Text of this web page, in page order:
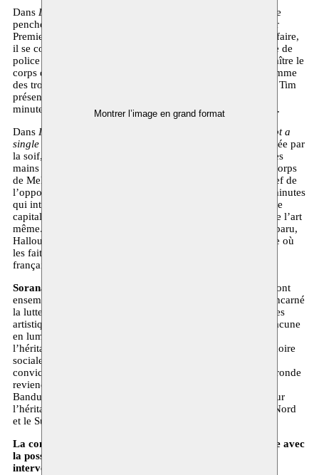
Montrer l’image en grand format
Dans La dent dure
se
penche sur l’exécution de Patrice Lumumba, le tout premier
Premier ministre démocratiquement élu du Congo. Pour ce faire,
il se concentre sur la figure de Gérard Soete, le commissaire de
police belge qui, en 1961, avait reçu l’ordre de faire disparaître le
corps de Lumumba et qui a conservé quelques incisives comme
des trophées morbides. Originellement écrit en néerlandais, Tim
présente ici pour la première fois une mise en scène de 30
minutes en version française (traduction Isabelle Grynberg).
Dans Its throat is parched with thirst, but it would not accept a
single drop of water from alien hands
(Sa gorge est desséchée par
la soif, mais elle n’accepterait pas une seule goutte d’eau des
mains d’étrangers), l’artiste
considère le corps
de Mehdi Ben Barka, intellectuel anticolonial et influent chef de
l’opposition marocaine: une installation 3D animée de 10 minutes
qui interroge ses spectateur·ices de manière pénétrante sur le
capital, le pouvoir colonial et les conditions de possibilité de l’art
même. Avec la présence spectrale de ce révolutionnaire disparu,
Halloubi anime une forme alternative d’écriture de l’histoire où
les faits et la fiction s’entremêlent. Le film est sous-titré en
français.
Sorana Munsya, Montassir Sakhi
se pencheront
ensemble sur la manière dont Lumumba et Ben Barka ont incarné
la lutte transcontinentale contre la colonisation. Les stratégies
artistiques très différentes de Natens et Halloubi mettent chacune
en lumière les différences et les similitudes profondes entre
l’héritage politique de Lumumba et Ben Barka dans la mémoire
sociale, mais aussi spécifiquement militante. Partant de la
conviction panafricaine des deux révolutionnaires, la table ronde
reviendra sur l’importance historique de la conférence de
Bandung (1955) et de la Tricontinentale (1966), ainsi que sur
l’héritage toujours présent de la division coloniale entre le Nord
et le Sud.
La conversation se déroulera en français, et sera clôturée avec
la possibilité de poser des questions aux artistes et aux
intervenants.